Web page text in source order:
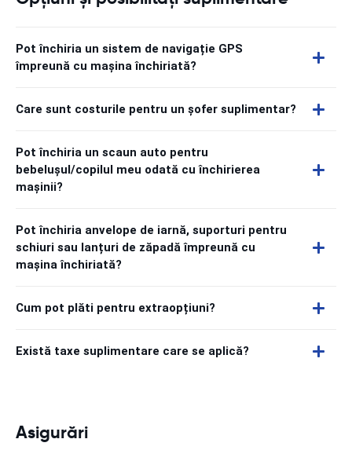
Pot închiria un sistem de navigație GPS
împreună cu mașina închiriată?
Care sunt costurile pentru un șofer suplimentar?
Pot închiria un scaun auto pentru
bebelușul/copilul meu odată cu închirierea
mașinii?
Pot închiria anvelope de iarnă, suporturi pentru
schiuri sau lanțuri de zăpadă împreună cu
mașina închiriată?
Cum pot plăti pentru extraopțiuni?
Există taxe suplimentare care se aplică?
Asigurări